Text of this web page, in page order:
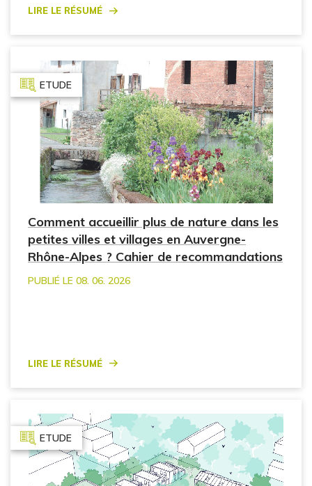
Lire le résumé
ETUDE
Comment accueillir plus de nature dans les
petites villes et villages en Auvergne-
Rhône-Alpes ? Cahier de recommandations
PUBLIÉ LE 08. 06. 2026
Lire le résumé
ETUDE